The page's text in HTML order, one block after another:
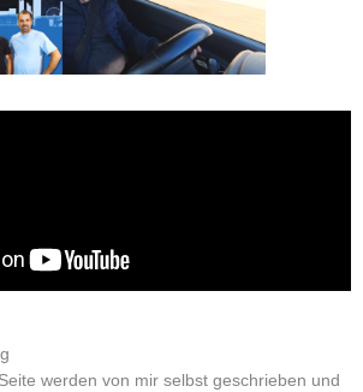
werden von mir selbst geschrieben und